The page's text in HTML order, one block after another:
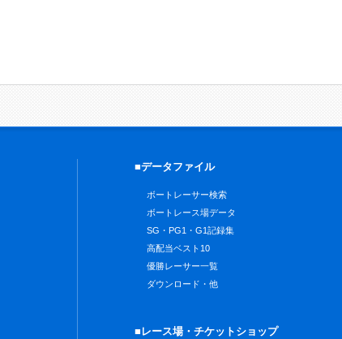
■データファイル
ボートレーサー検索
ボートレース場データ
SG・PG1・G1記録集
高配当ベスト10
優勝レーサー一覧
ダウンロード・他
■レース場・チケットショップ